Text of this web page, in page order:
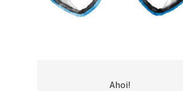
Ahoi!